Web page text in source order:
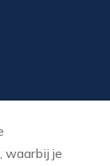
waarbij je